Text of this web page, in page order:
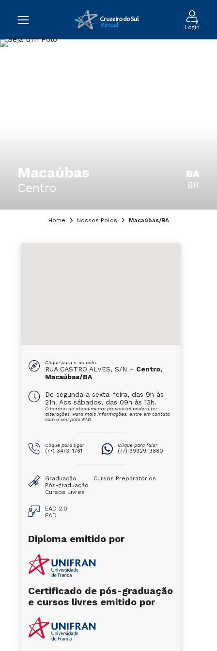
Login
Macaúbas
Centro
BA
BR
Home Nossos Polos Macaúbas/BA
Clique para ir ao polo
RUA CASTRO ALVES, S/N – Centro,
Macaúbas/BA
De segunda a sexta-feira, das 9h às
21h. Aos sábados, das 09h às 13h.
O horário de atendimento presencial poderá ter
alterações. Para mais informações, entre em contato
com o seu polo EAD.
Clique para ligar
(77) 3473-1761
Clique para falar
(77) 99929-9880
Graduação
Pós-graduação
Cursos Livres
Cursos Preparatórios
EAD 2.0
EAD
Diploma emitido por
Certificado de pós-graduação
e cursos livres emitido por